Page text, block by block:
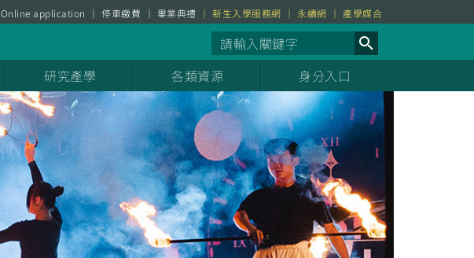
Online application 停車繳費 畢業典禮 新生入學服務網 永續網 產學媒合
研究產學 各類資源 身分入口